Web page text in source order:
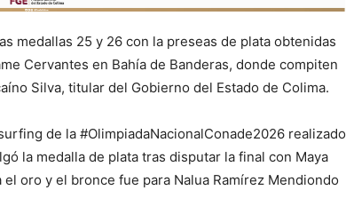
medallas 25 y 26 con la preseas de plata obtenidas
Cervantes en Bahía de Banderas, donde compiten
Silva, titular del Gobierno del Estado de Colima.
de la #OlimpiadaNacionalConade2026 realizado
la medalla de plata tras disputar la final con Maya
oro y el bronce fue para Nalua Ramírez Mendiondo